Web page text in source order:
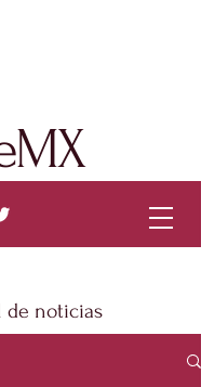
de noticias